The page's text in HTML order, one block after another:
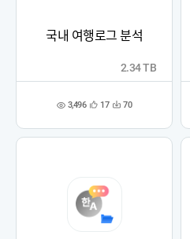
국내 여행로그 분석
조 3,496 관
록
17 다 70
2.34 TB